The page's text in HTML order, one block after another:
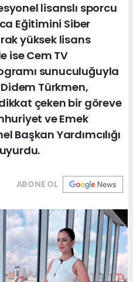
lisanslı sporcu
Eğitimini Siber
yüksek lisans
ise Cem TV
sunuculuğuyla
Didem Türkmen,
çeken bir göreve
ve Emek
Başkan Yardımcılığı
ABONE OL